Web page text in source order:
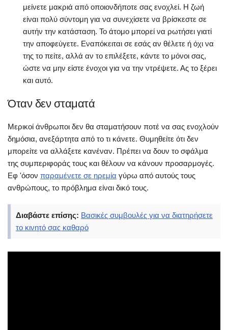
μείνετε μακριά από οποιονδήποτε σας ενοχλεί. Η ζωή
είναι πολύ σύντομη για να συνεχίσετε να βρίσκεστε σε
αυτήν την κατάσταση. Το άτομο μπορεί να ρωτήσει γιατί
την αποφεύγετε. Εναπόκειται σε εσάς αν θέλετε ή όχι να
της το πείτε, αλλά αν το επιλέξετε, κάντε το μόνοι σας,
ώστε να μην είστε ένοχοι για να την ντρέψετε. Ας το ξέρει
και αυτό.
Όταν δεν σταματά
Μερικοί άνθρωποι δεν θα σταματήσουν ποτέ να σας ενοχλούν
δημόσια, ανεξάρτητα από το τι κάνετε. Θυμηθείτε ότι δεν
μπορείτε να αλλάξετε κανέναν. Πρέπει να δουν το σφάλμα
της συμπεριφοράς τους και θέλουν να κάνουν προσαρμογές.
Εφ 'όσον παραμένετε σε ηρεμία γύρω από αυτούς τους
ανθρώπους, το πρόβλημα είναι δικό τους.
Διαβάστε επίσης: Βασικές συμβουλές για να διατηρήσετε
το κινητό σας καθαρό